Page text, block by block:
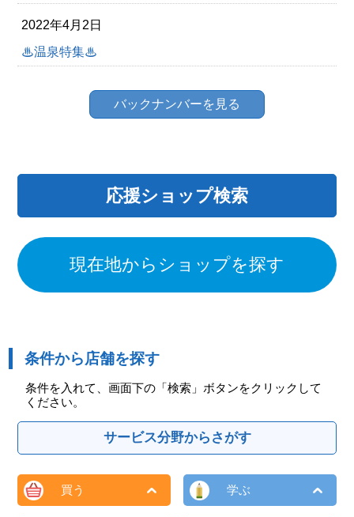
2022年4月2日
♨温泉特集♨
バックナンバーを見る
応援ショップ検索
現在地からショップを探す
条件から店舗を探す
条件を入れて、画面下の「検索」ボタンをクリックして
ください。
サービス分野からさがす
買う 学ぶ